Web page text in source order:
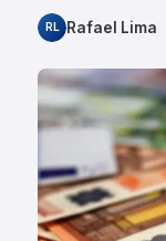
RL Rafael Lima